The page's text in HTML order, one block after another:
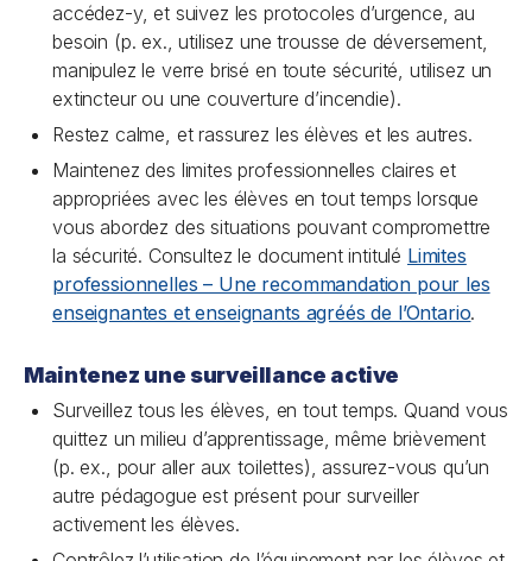
accédez-y, et suivez les protocoles d’urgence, au
besoin (p. ex., utilisez une trousse de déversement,
manipulez le verre brisé en toute sécurité, utilisez un
extincteur ou une couverture d’incendie).
Restez calme, et rassurez les élèves et les autres.
Maintenez des limites professionnelles claires et
appropriées avec les élèves en tout temps lorsque
vous abordez des situations pouvant compromettre
la sécurité. Consultez le document intitulé Limites
professionnelles – Une recommandation pour les
enseignantes et enseignants agréés de l’Ontario.
Maintenez une surveillance active
Surveillez tous les élèves, en tout temps. Quand vous
quittez un milieu d’apprentissage, même brièvement
(p. ex., pour aller aux toilettes), assurez-vous qu’un
autre pédagogue est présent pour surveiller
activement les élèves.